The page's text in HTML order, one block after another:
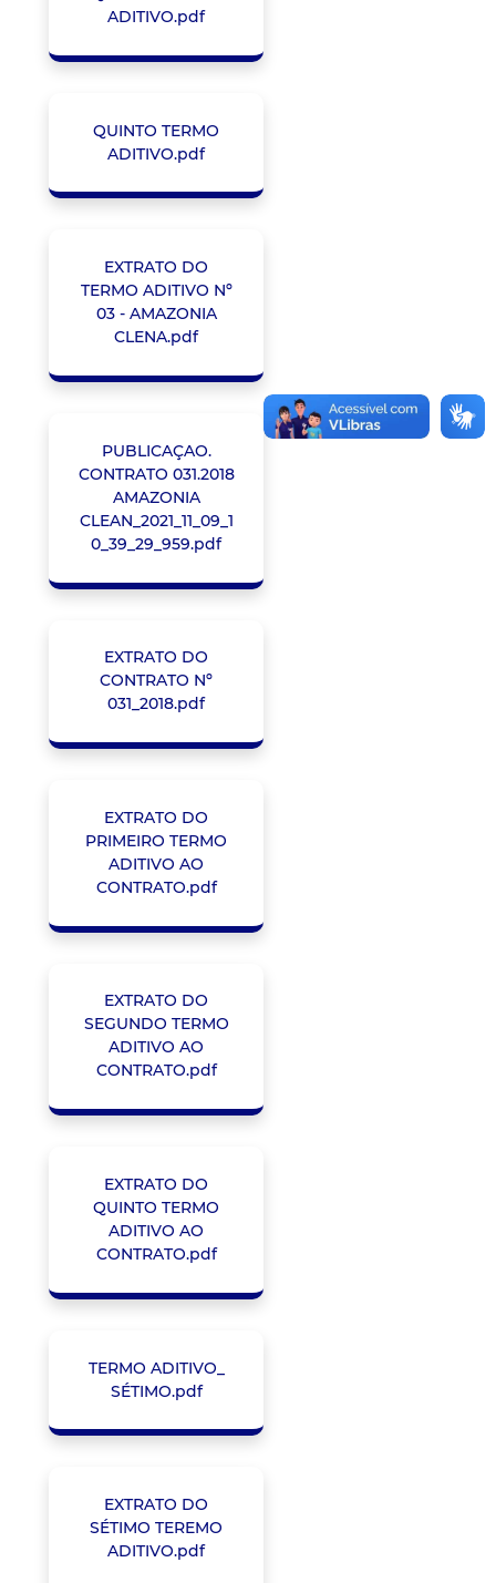
ADITIVO.pdf
QUINTO TERMO
ADITIVO.pdf
EXTRATO DO
TERMO ADITIVO Nº
03 - AMAZONIA
CLENA.pdf
PUBLICAÇAO.
CONTRATO 031.2018
AMAZONIA
CLEAN_2021_11_09_1
0_39_29_959.pdf
EXTRATO DO
CONTRATO Nº
031_2018.pdf
EXTRATO DO
PRIMEIRO TERMO
ADITIVO AO
CONTRATO.pdf
EXTRATO DO
SEGUNDO TERMO
ADITIVO AO
CONTRATO.pdf
EXTRATO DO
QUINTO TERMO
ADITIVO AO
CONTRATO.pdf
TERMO ADITIVO_
SÉTIMO.pdf
EXTRATO DO
SÉTIMO TEREMO
ADITIVO.pdf